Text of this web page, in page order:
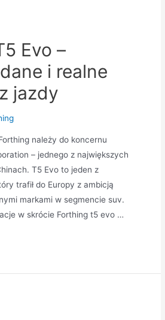
Evo –
i realne
jazdy
należy do koncernu
– jednego z największych
T5 Evo to jeden z
trafił do Europy z ambicją
markami w segmencie suv.
w skrócie Forthing t5 evo …